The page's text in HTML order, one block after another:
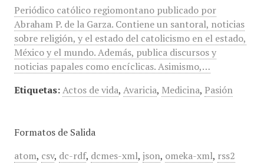
Periódico católico regiomontano publicado por
Abraham P. de la Garza. Contiene un santoral, noticias
sobre religión, y el estado del catolicismo en el estado,
México y el mundo. Además, publica discursos y
noticias papales como encíclicas. Asimismo,…
Etiquetas: Actos de vida, Avaricia, Medicina, Pasión
Formatos de Salida
atom, csv, dc-rdf, dcmes-xml, json, omeka-xml, rss2